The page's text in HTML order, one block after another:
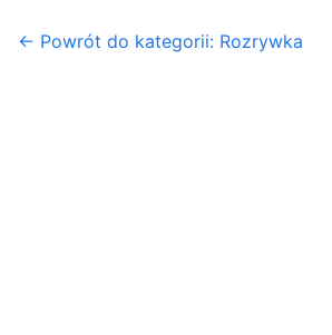
← Powrót do kategorii: Rozrywka